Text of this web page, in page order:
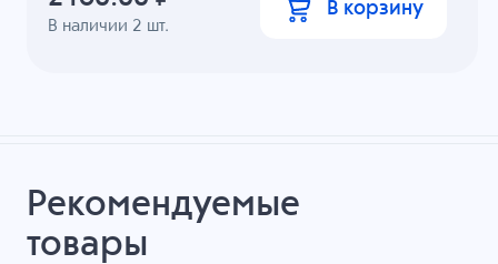
В наличии 2 шт.
В корзину
Рекомендуемые
товары